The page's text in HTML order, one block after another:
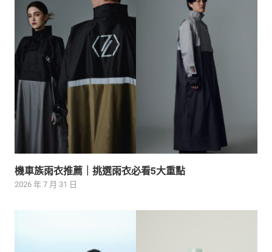
機車族雨衣推薦｜挑選雨衣必看5大重點
2026 年 7 月 31 日